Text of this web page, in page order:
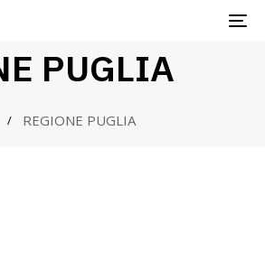
PUGLIA
REGIONE PUGLIA